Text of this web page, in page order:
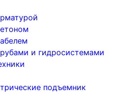
и гидросистемами
подъемник